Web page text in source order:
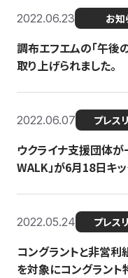
2022.06.23 お知
調布エフエムの「午後
取り上げられました。
2022.06.07 プレス
ウクライナ支援団体が
WALK」が6月18日キッ
2022.05.24 プレス
コングラントと非営
を対象にコングラント